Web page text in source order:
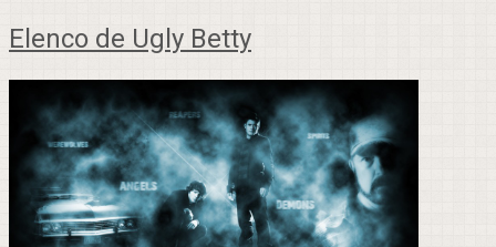
Elenco de Ugly Betty